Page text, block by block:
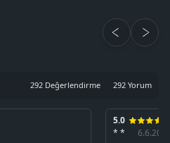
292 Değerlendirme 292 Yorum
5.0
* *